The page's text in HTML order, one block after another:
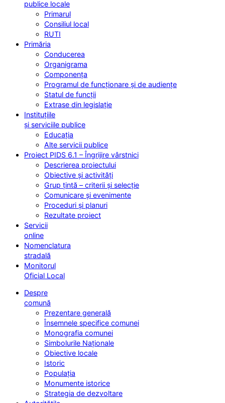
publice locale
Primarul
Consiliul local
RUTI
Primăria
Conducerea
Organigrama
Componența
Programul de funcționare și de audiențe
Statul de funcții
Extrase din legislație
Instituțiile
și serviciile publice
Educația
Alte servicii publice
Proiect PIDS 6.1 – Îngrijire vârstnici
Descrierea proiectului
Obiective și activități
Grup țintă – criterii și selecție
Comunicare și evenimente
Proceduri și planuri
Rezultate proiect
Servicii
online
Nomenclatura
stradală
Monitorul
Oficial Local
Despre
comună
Prezentare generală
Însemnele specifice comunei
Monografia comunei
Simbolurile Naționale
Obiective locale
Istoric
Populația
Monumente istorice
Strategia de dezvoltare